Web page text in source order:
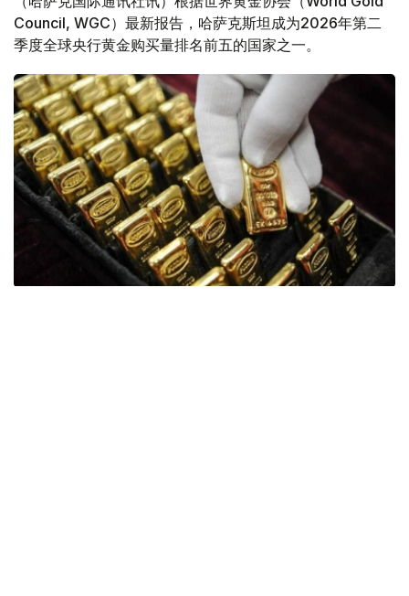
Council, WGC）最新报告，哈萨克斯坦成为2026年第二
季度全球央行黄金购买量排名前五的国家之一。